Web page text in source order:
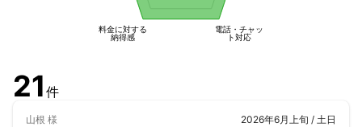
電話・チャッ
ト対応
料金に対する
納得感
21 件
山根 様 2026年6月上旬 / 土日